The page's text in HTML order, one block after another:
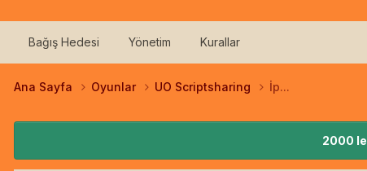
Bağış Hedesi Yönetim Kurallar
Ana Sayfa Oyunlar UO Scriptsharing İp...
2000